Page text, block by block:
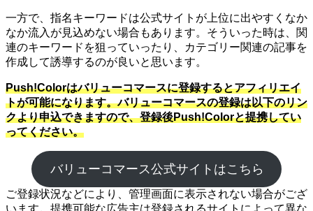
一方で、指名キーワードは公式サイトが上位に出やすくなか
なか流入が見込めない場合もあります。そういった時は、関
連のキーワードを狙っていったり、カテゴリー関連の記事を
作成して誘導するのが良いと思います。
Push!Colorはバリューコマースに登録するとアフィリエイ
トが可能になります。バリューコマースの登録は以下のリン
クより申込できますので、登録後Push!Colorと提携してい
ってください。
バリューコマース公式サイトはこちら
ご登録状況などにより、管理画面に表示されない場合がござ
います。提携可能な広告主は登録されるサイトによって異な